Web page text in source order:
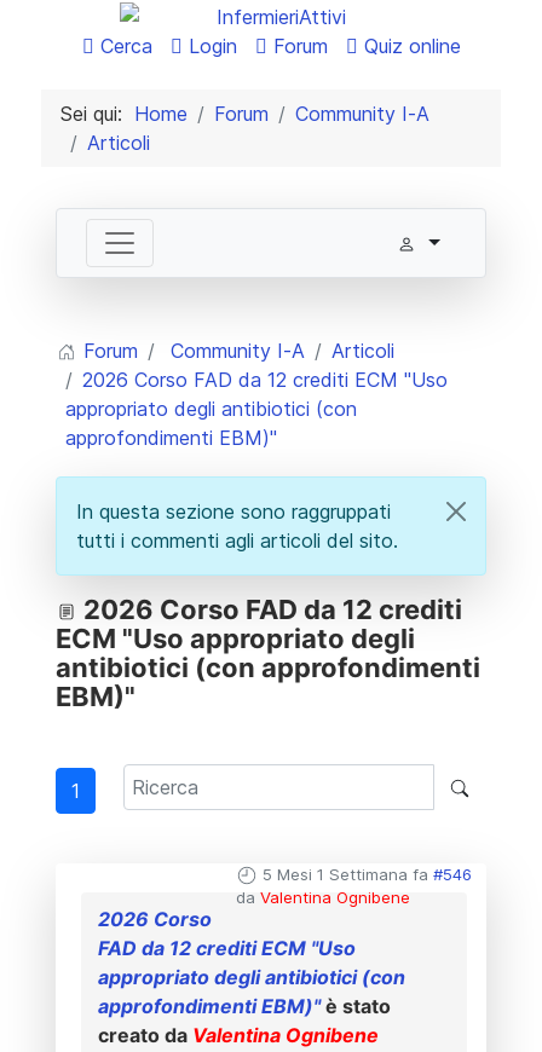
Cerca Login Forum Quiz online
Sei qui: Home Forum
Community I-A
Articoli
Forum Community I-A
Articoli
2026 Corso FAD da 12 crediti ECM "Uso
appropriato degli antibiotici (con
approfondimenti EBM)"
In questa sezione sono raggruppati
tutti i commenti agli articoli del sito.
2026 Corso FAD da 12 crediti
ECM "Uso appropriato degli
antibiotici (con approfondimenti
EBM)"
1
5 Mesi 1 Settimana fa #546
da Valentina Ognibene
2026 Corso
FAD da 12 crediti ECM "Uso
appropriato degli antibiotici (con
approfondimenti EBM)"è stato
creato da Valentina Ognibene